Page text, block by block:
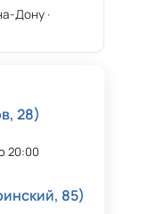
Дону ·
28)
20:00
85)